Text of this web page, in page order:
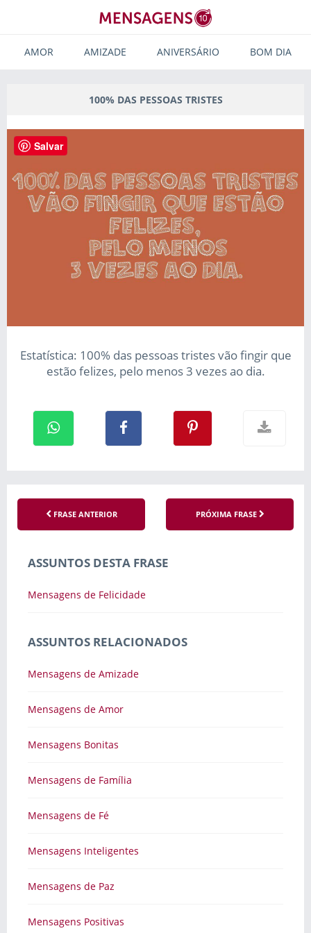
AMOR AMIZADE ANIVERSÁRIO BOM DIA
100% DAS PESSOAS TRISTES
Estatística: 100% das pessoas tristes vão fingir que
estão felizes, pelo menos 3 vezes ao dia.
FRASE ANTERIOR PRÓXIMA FRASE
ASSUNTOS DESTA FRASE
Mensagens de Felicidade
ASSUNTOS RELACIONADOS
Mensagens de Amizade
Mensagens de Amor
Mensagens Bonitas
Mensagens de Família
Mensagens de Fé
Mensagens Inteligentes
Mensagens de Paz
Mensagens Positivas
Salvar